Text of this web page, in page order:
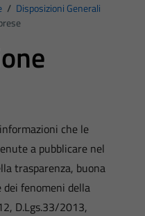
/ Disposizioni Generali
che le
a pubblicare nel
trasparenza, buona
fenomeni della
D.Lgs.33/2013,